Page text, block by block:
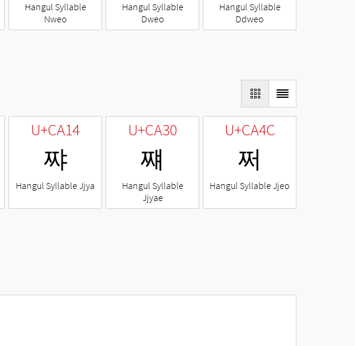
Hangul Syllable
Nweo
Hangul Syllable
Dweo
Hangul Syllable
Ddweo
U+CA14
쨔
Hangul Syllable Jjya
U+CA30
쨰
Hangul Syllable
Jjyae
U+CA4C
쩌
Hangul Syllable Jjeo